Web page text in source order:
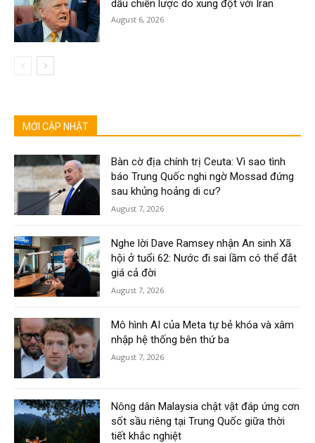
dầu chiến lược do xung đột với Iran
August 6, 2026
MỚI CẬP NHẬT
Bàn cờ địa chính trị Ceuta: Vì sao tình
báo Trung Quốc nghi ngờ Mossad đứng
sau khủng hoảng di cư?
August 7, 2026
Nghe lời Dave Ramsey nhận An sinh Xã
hội ở tuổi 62: Nước đi sai lầm có thể đắt
giá cả đời
August 7, 2026
Mô hình AI của Meta tự bẻ khóa và xâm
nhập hệ thống bên thứ ba
August 7, 2026
Nông dân Malaysia chật vật đáp ứng cơn
sốt sầu riêng tại Trung Quốc giữa thời
tiết khắc nghiệt